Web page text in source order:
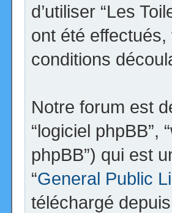
d’utiliser “Les
ont été
conditions
Notre forum est
“logiciel phpBB”,
phpBB”) qui est
“General Public
téléchargé depuis